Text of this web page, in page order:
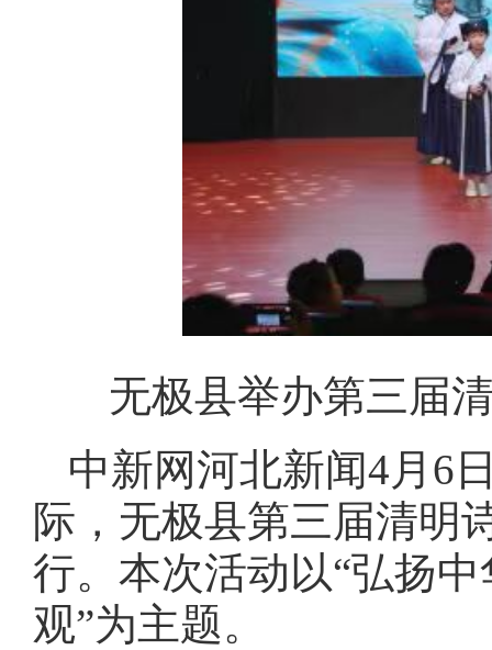
无极县举办第三届
中新网河北新闻4月6
际，无极县第三届清明
行。本次活动以“弘扬
观”为主题。